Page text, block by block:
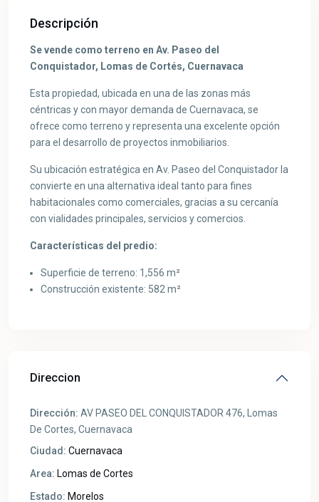
Descripción
Se vende como terreno en Av. Paseo del
Conquistador, Lomas de Cortés, Cuernavaca
Esta propiedad, ubicada en una de las zonas más
céntricas y con mayor demanda de Cuernavaca, se
ofrece como terreno y representa una excelente opción
para el desarrollo de proyectos inmobiliarios.
Su ubicación estratégica en Av. Paseo del Conquistador la
convierte en una alternativa ideal tanto para fines
habitacionales como comerciales, gracias a su cercanía
con vialidades principales, servicios y comercios.
Características del predio:
Superficie de terreno: 1,556 m²
Construcción existente: 582 m²
Direccion
Dirección: AV PASEO DEL CONQUISTADOR 476, Lomas
De Cortes, Cuernavaca
Ciudad: Cuernavaca
Area: Lomas de Cortes
Estado: Morelos